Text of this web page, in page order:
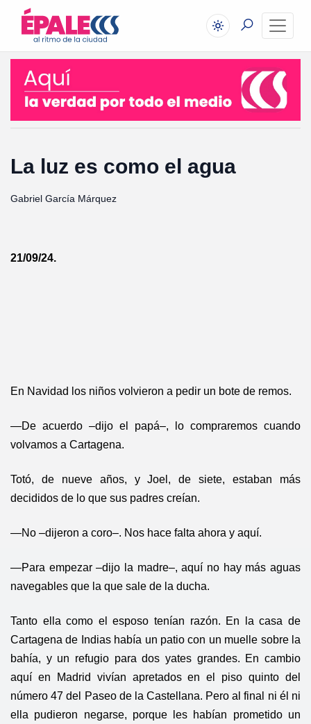
La luz es como el agua
Gabriel García Márquez
21/09/24.
En Navidad los niños volvieron a pedir un bote de remos.
—De acuerdo –dijo el papá–, lo compraremos cuando
volvamos a Cartagena.
Totó, de nueve años, y Joel, de siete, estaban más
decididos de lo que sus padres creían.
—No –dijeron a coro–. Nos hace falta ahora y aquí.
—Para empezar –dijo la madre–, aquí no hay más aguas
navegables que la que sale de la ducha.
Tanto ella como el esposo tenían razón. En la casa de
Cartagena de Indias había un patio con un muelle sobre la
bahía, y un refugio para dos yates grandes. En cambio
aquí en Madrid vivían apretados en el piso quinto del
número 47 del Paseo de la Castellana. Pero al final ni él ni
ella pudieron negarse, porque les habían prometido un